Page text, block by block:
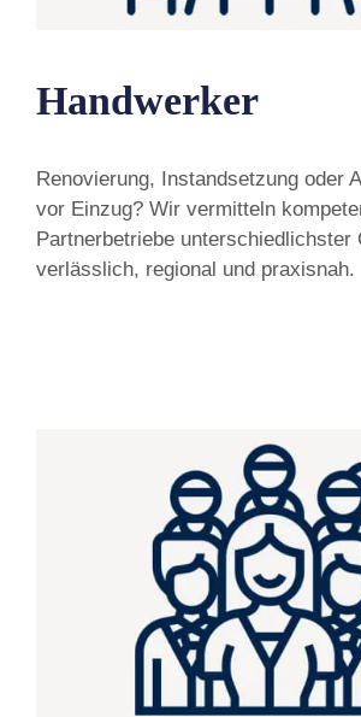
Handwerker
Renovierung, Instandsetzung oder
vor Einzug? Wir vermitteln
Partnerbetriebe unterschiedlichster
verlässlich, regional und praxisnah.